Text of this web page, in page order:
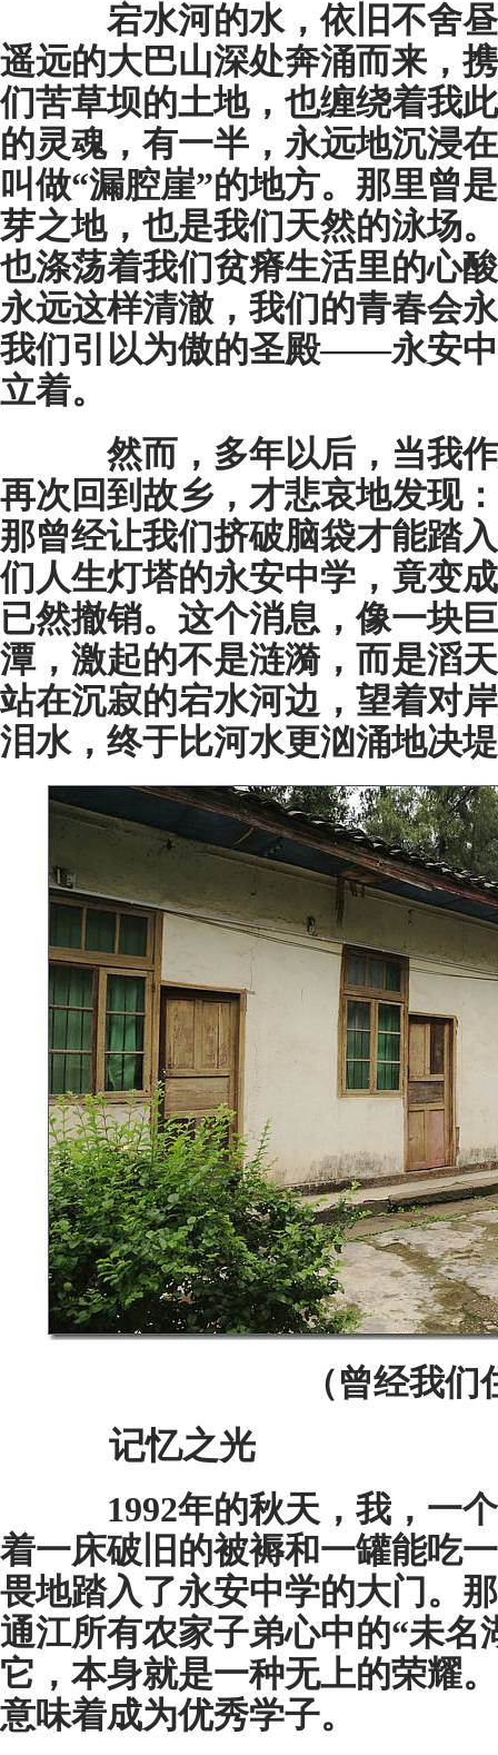
宕水河的水，依旧不舍
遥远的大巴山深处奔涌而来，
们苦草坝的土地，也缠绕着我
的灵魂，有一半，永远地沉浸
叫做“漏腔崖”的地方。那里曾
芽之地，也是我们天然的泳场
也涤荡着我们贫瘠生活里的心
永远这样清澈，我们的青春会
我们引以为傲的圣殿——永安
立着。
然而，多年以后，当我作
再次回到故乡，才悲哀地发现
那曾经让我们挤破脑袋才能踏
们人生灯塔的永安中学，竟变
已然撤销。这个消息，像一块
潭，激起的不是涟漪，而是滔
站在沉寂的宕水河边，望着对
泪水，终于比河水更汹涌地决
（曾经我
记忆之光
1992年的秋天，我，一个
着一床破旧的被褥和一罐能吃
畏地踏入了永安中学的大门。
通江所有农家子弟心中的“未名
它，本身就是一种无上的荣耀
意味着成为优秀学子。